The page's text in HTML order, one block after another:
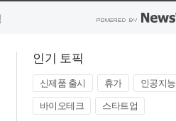
인기 토픽
신제품 출시 휴가
인공지능
바이오테크
스타트업